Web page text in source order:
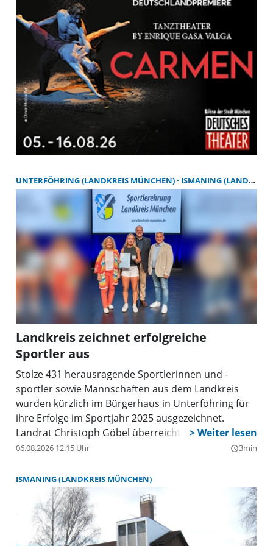
UNTERFÖHRING (LANDKREIS MÜNCHEN) ISMANING (LANDKREIS MÜNCHEN)
Landkreis zeichnet erfolgreiche
Sportler aus
Stolze 431 herausragende Sportlerinnen und -
sportler sowie Mannschaften aus dem Landkreis
wurden kürzlich im Bürgerhaus in Unterföhring für
ihre Erfolge im Sportjahr 2025 ausgezeichnet.
Landrat Christoph Göbel überreichte im Rahmen
einer feierlichen Veranstaltung Medaillen, Urkunden
Athleten, die in 16 Sportarten insgesamt 172 Titel
und Platzierungen – darunter auch bei Europa- und
Weltmeisterschaften – errungen hatten.
06.08.2026 12:15 Uhr query_builder3min
ISMANING (LANDKREIS MÜNCHEN)